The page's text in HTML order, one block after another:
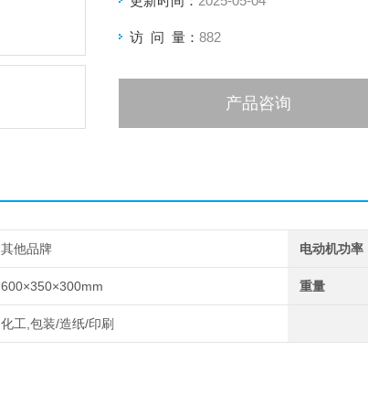
访 问 量： 882
产品咨询
其他品牌 电动机功率
600×350×300mm 重量
化工,包装/造纸/印刷